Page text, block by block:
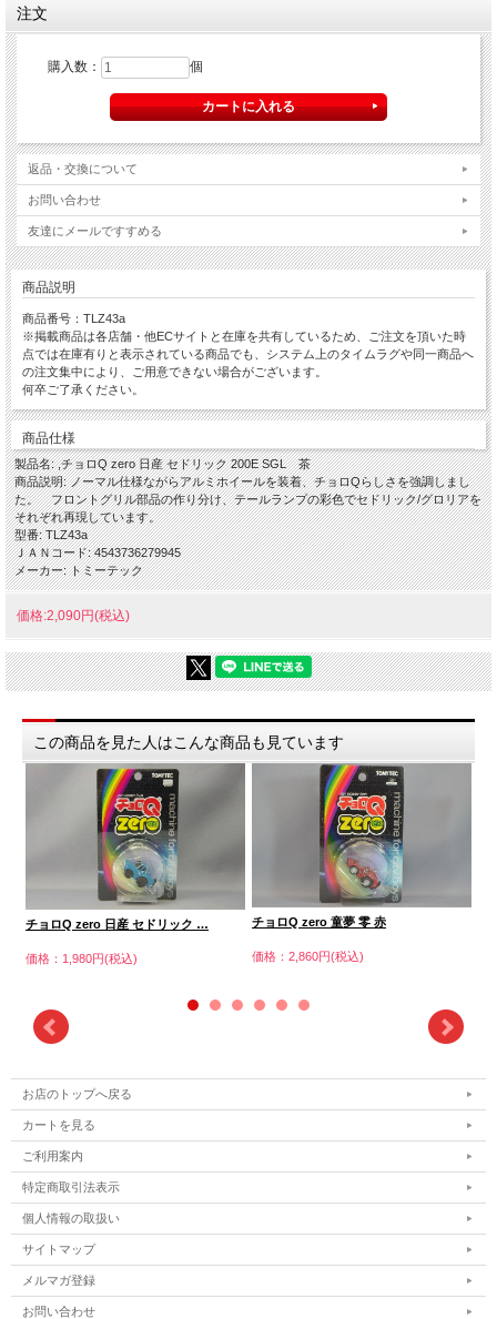
注文
購入数： 個
返品・交換について
お問い合わせ
友達にメールですすめる
商品説明
商品番号：TLZ43a
※掲載商品は各店舗・他ECサイトと在庫を共有しているため、ご注文を頂いた時
点では在庫有りと表示されている商品でも、システム上のタイムラグや同一商品へ
の注文集中により、ご用意できない場合がございます。
何卒ご了承ください。
商品仕様
製品名: ,チョロQ zero 日産 セドリック 200E SGL 茶
商品説明: ノーマル仕様ながらアルミホイールを装着、チョロQらしさを強調しまし
た。 フロントグリル部品の作り分け、テールランプの彩色でセドリック/グロリアを
それぞれ再現しています。
型番: TLZ43a
ＪＡＮコード: 4543736279945
メーカー: トミーテック
価格:2,090円(税込)
この商品を見た人はこんな商品も見ています
チョロQ zero 日産 セドリック …
価格：1,980円(税込)
チョロQ zero 童夢 零 赤
価格：2,860円(税込)
お店のトップへ戻る
カートを見る
ご利用案内
特定商取引法表示
個人情報の取扱い
サイトマップ
メルマガ登録
お問い合わせ